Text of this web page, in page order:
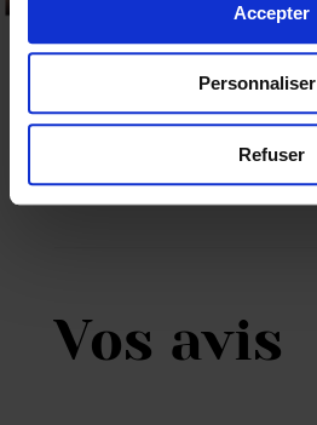
Accepter
Personnaliser
Refuser
Poids : 16 grammes
Vos avis